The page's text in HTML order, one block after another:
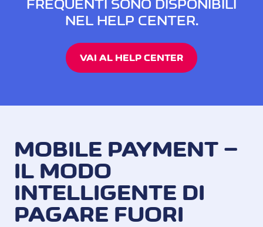
FREQUENTI SONO DISPONIBILI
NEL HELP CENTER.
VAI AL HELP CENTER
MOBILE PAYMENT –
IL MODO
INTELLIGENTE DI
PAGARE FUORI